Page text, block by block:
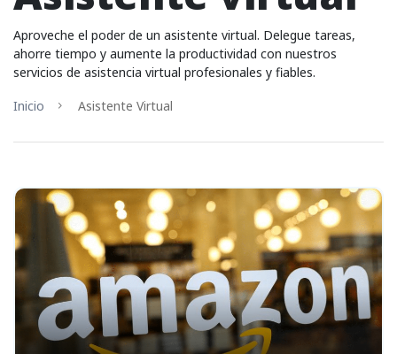
Aproveche el poder de un asistente virtual. Delegue tareas,
ahorre tiempo y aumente la productividad con nuestros
servicios de asistencia virtual profesionales y fiables.
Inicio
Asistente Virtual